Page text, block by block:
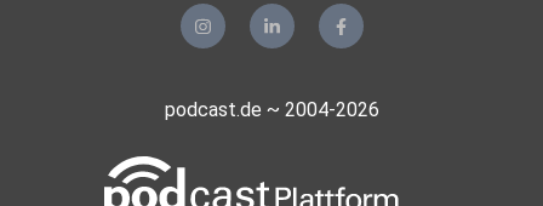
podcast.de ~ 2004-2026